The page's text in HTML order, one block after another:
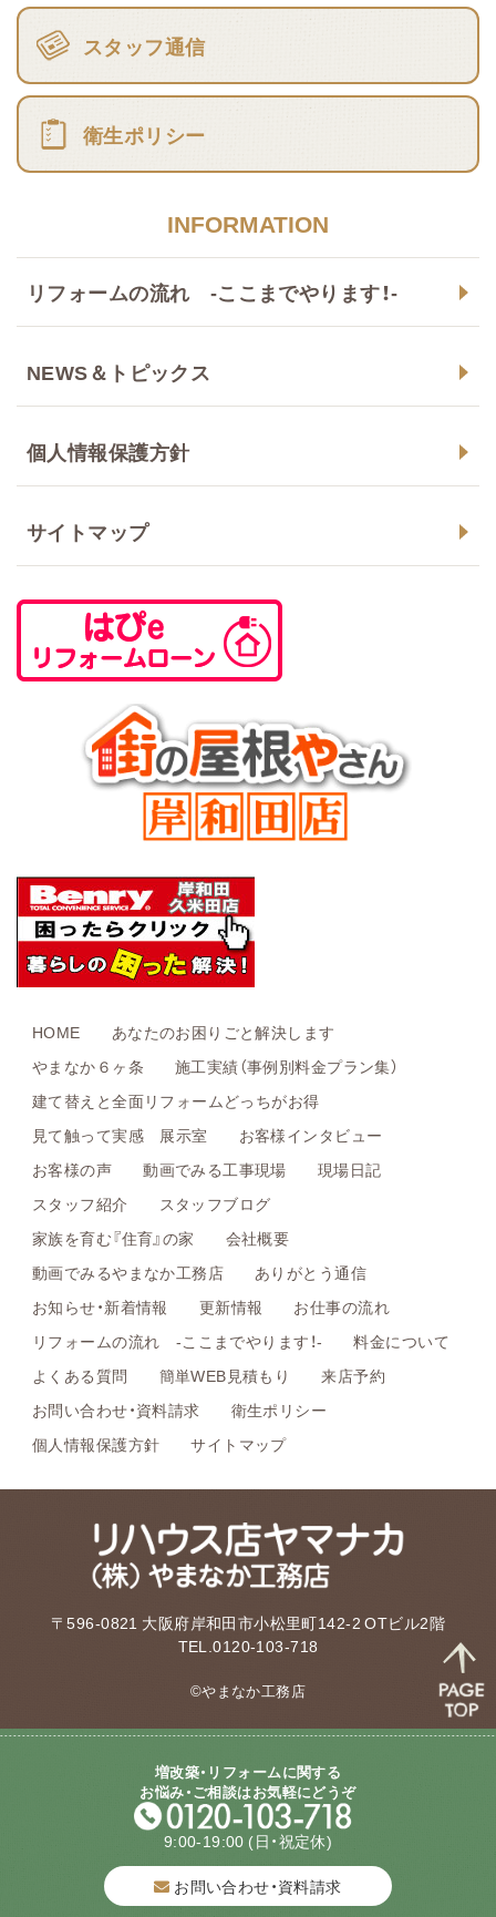
スタッフ通信
衛生ポリシー
INFORMATION
リフォームの流れ -ここまでやります！-
NEWS＆トピックス
個人情報保護方針
サイトマップ
HOME
あなたのお困りごと解決します
やまなか６ヶ条
施工実績（事例別料金プラン集）
建て替えと全面リフォームどっちがお得
見て触って実感 展示室
お客様インタビュー
お客様の声
動画でみる工事現場
現場日記
スタッフ紹介
スタッフブログ
家族を育む『住育』の家
会社概要
動画でみるやまなか工務店
ありがとう通信
お知らせ・新着情報
更新情報
お仕事の流れ
リフォームの流れ -ここまでやります！-
料金について
よくある質問
簡単WEB見積もり
来店予約
お問い合わせ・資料請求
衛生ポリシー
個人情報保護方針
サイトマップ
〒596-0821 大阪府岸和田市小松里町142-2 OTビル2階
TEL.0120-103-718
©やまなか工務店
増改築・リフォームに関する
お悩み・ご相談はお気軽にどうぞ
9:00-19:00 (日・祝定休)
お問い合わせ・資料請求